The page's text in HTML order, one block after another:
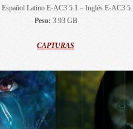
Español Latino E-AC3 5.1 – Inglés E-AC3
Peso: 3.93 GB
CAPTURAS